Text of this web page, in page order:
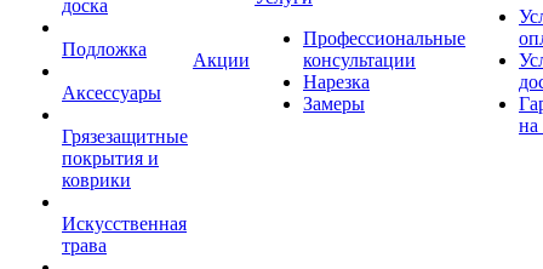
доска
Подложка
Аксессуары
Грязезащитные
покрытия и
коврики
Искусственная
трава
Акции
Профессиональные
консультации
Нарезка
Замеры
на